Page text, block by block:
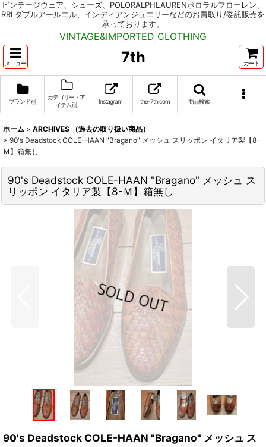
ビンテージウェア、シューズ、POLORALPHLAURENポロラルフローレン、
RRLダブルアールエル、インディアンジュエリーなどのお買取り/委託販売を
承っております。
VINTAGE&IMPORTED CLOTHING
メニュー 7th カート
ブランド別
カテゴリー・ア
イテム別
Instagram the-7th.com 商品検索
ホーム > ARCHIVES （過去の取り扱い商品）
> 90's Deadstock COLE-HAAN "Bragano" メッシュ スリッポン イタリア製【8-
Ｍ】箱無し
90's Deadstock COLE-HAAN "Bragano" メッシュ ス
リッポン イタリア製【8-Ｍ】箱無し
90's Deadstock COLE-HAAN "Bragano" メッシュ ス